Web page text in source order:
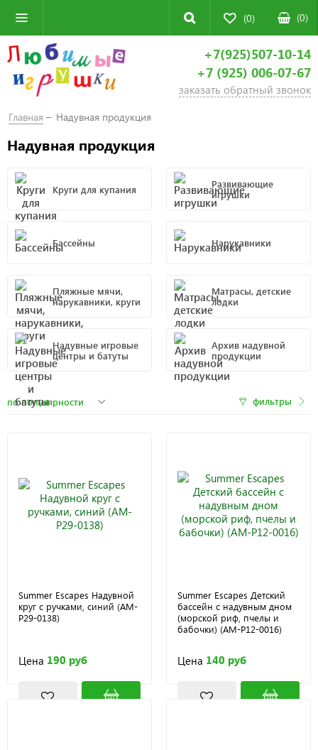
(0) (0)
+7(925)507-10-14
+7 (925) 006-07-67
заказать обратный звонок
Главная Надувная продукция
Надувная продукция
Круги для купания
Развивающие
игрушки
Бассейны Нарукавники
Пляжные мячи,
нарукавники, круги
Матрасы, детские
лодки
Надувные игровые
центры и батуты
Архив надувной
продукции
фильтры
Summer Escapes Надувной
круг с ручками, синий (AM-
P29-0138)
Цена 190 руб
Summer Escapes Детский
бассейн с надувным дном
(морской риф, пчелы и
бабочки) (AM-P12-0016)
Цена 140 руб